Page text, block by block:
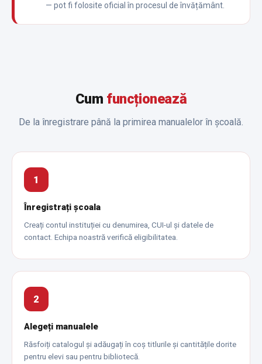
— pot fi folosite oficial în procesul de învățământ.
Cum funcționează
De la înregistrare până la primirea manualelor în școală.
1
Înregistrați școala
Creați contul instituției cu denumirea, CUI-ul și datele de
contact. Echipa noastră verifică eligibilitatea.
2
Alegeți manualele
Răsfoiți catalogul și adăugați în coș titlurile și cantitățile dorite
pentru elevi sau pentru bibliotecă.